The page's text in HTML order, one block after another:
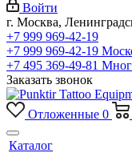
Войти
г. Москва,
+7 999 969-42-19
+7 999 969-42-19
+7 495 369-49-81
Заказать звонок
Отложенные 0
Каталог